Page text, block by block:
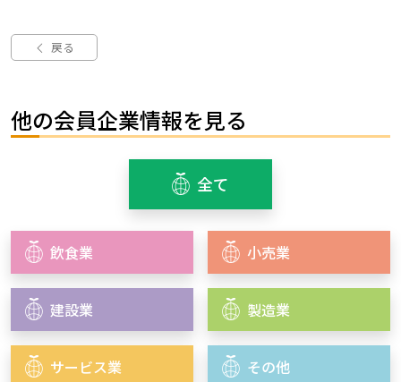
戻る
他の会員企業情報を見る
全て
飲食業 小売業
建設業 製造業
サービス業 その他